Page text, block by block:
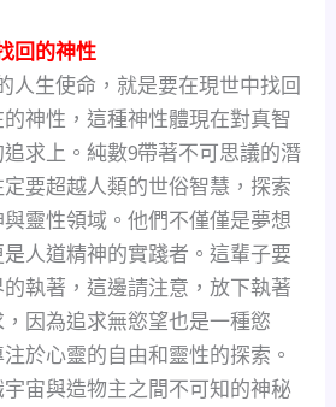
回的神性
人生使命，就是要在現世中找回
神性，這種神性體現在對真智
求上。純數9帶著不可思議的潛
要超越人類的世俗智慧，探索
靈性領域。他們不僅僅是夢想
人道精神的實踐者。這輩子要
執著，這邊請注意，放下執著
因為追求無慾望也是一種慾
於心靈的自由和靈性的探索。
宙與造物主之間不可知的神秘